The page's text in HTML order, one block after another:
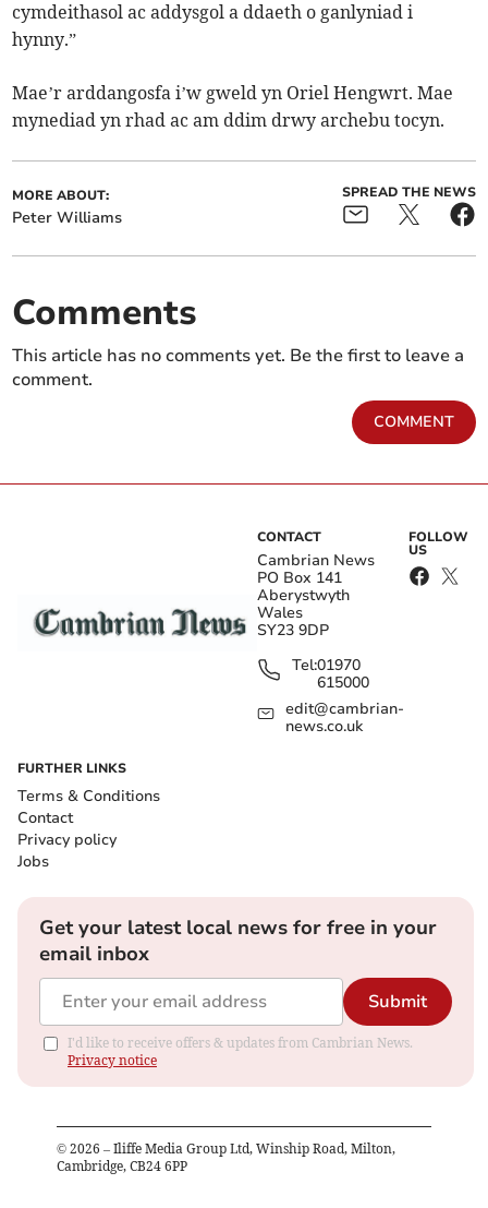
cymdeithasol ac addysgol a ddaeth o ganlyniad i
hynny.”
Mae’r arddangosfa i’w gweld yn Oriel Hengwrt. Mae
mynediad yn rhad ac am ddim drwy archebu tocyn.
MORE ABOUT:
Peter Williams
SPREAD THE NEWS
Comments
This article has no comments yet. Be the first to leave a
comment.
COMMENT
CONTACT
Cambrian News
PO Box 141
Aberystwyth
Wales
SY23 9DP
Tel:01970
615000
edit@cambrian-
news.co.uk
FOLLOW
US
FURTHER LINKS
Terms & Conditions
Contact
Privacy policy
Jobs
Get your latest local news for free in your
email inbox
Submit
I'd like to receive offers & updates from Cambrian News.
Privacy notice
© 2026 – Iliffe Media Group Ltd, Winship Road, Milton,
Cambridge, CB24 6PP